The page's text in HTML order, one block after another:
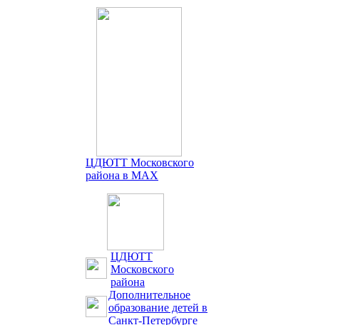
ЦДЮТТ Московского
района в MAX
ЦДЮТТ
Московского
района
Дополнительное
образование детей в
Санкт-Петербурге